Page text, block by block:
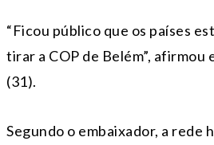
“Ficou público que os países
tirar a COP de Belém”,
(31).
Segundo o embaixador, a rede